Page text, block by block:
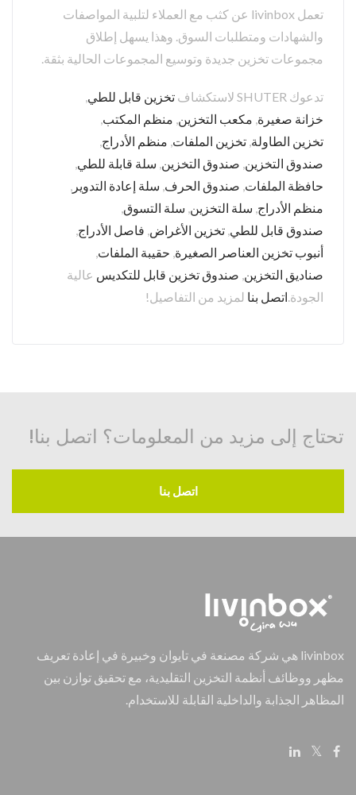
تعمل livinbox عن كثب مع العملاء لتلبية المواصفات
والشهادات ومتطلبات السوق. وهذا يسهل إطلاق
مجموعات تخزين جديدة وتوسيع المجموعات الحالية بثقة.
تدعوك SHUTER لاستكشاف تخزين قابل للطي,
خزانة صغيرة, مكعب التخزين, منظم المكتب,
تخزين الطاولة, تخزين الملفات, منظم الأدراج,
صندوق التخزين, صندوق التخزين, سلة قابلة للطي,
حافظة الملفات, صندوق الحرف, سلة إعادة التدوير ,
منظم الأدراج, سلة التخزين, سلة التسوق,
صندوق قابل للطي, تخزين الأغراض, فاصل الأدراج,
أنبوب تخزين العناصر الصغيرة, حقيبة الملفات,
صناديق التخزين, صندوق تخزين قابل للتكديس عالية
الجودة.اتصل بنا لمزيد من التفاصيل!
تحتاج إلى مزيد من المعلومات؟ اتصل بنا!
اتصل بنا
livinbox هي شركة مصنعة في تايوان وخبيرة في إعادة تعريف
مظهر ووظائف أنظمة التخزين التقليدية، مع تحقيق توازن بين
المظاهر الجذابة والداخلية القابلة للاستخدام.